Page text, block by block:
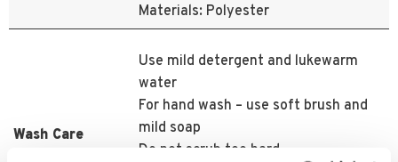
Materials: Polyester
Wash Care
Use mild detergent and lukewarm
water
For hand wash – use soft brush and
mild soap
Do not scrub too hard